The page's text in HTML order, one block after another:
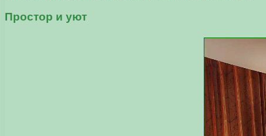
Простор и уют